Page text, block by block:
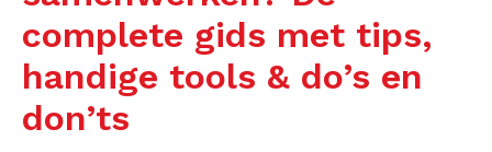
complete gids met tips,
handige tools & do’s en
don’ts